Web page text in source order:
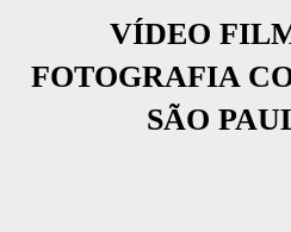
VÍDEO
FOTOGRAFIA
SÃO